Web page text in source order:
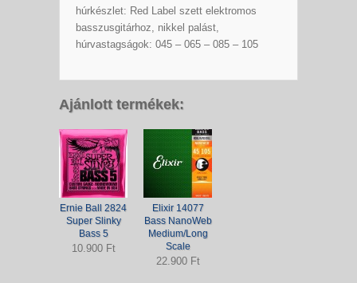
húrkészlet: Red Label szett elektromos
basszusgitárhoz, nikkel palást,
húrvastagságok: 045 – 065 – 085 – 105
Ajánlott termékek:
Ernie Ball 2824
Super Slinky
Bass 5
10.900 Ft
Elixir 14077
Bass NanoWeb
Medium/Long
Scale
22.900 Ft